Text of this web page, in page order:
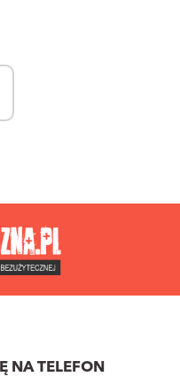
NA TELEFON